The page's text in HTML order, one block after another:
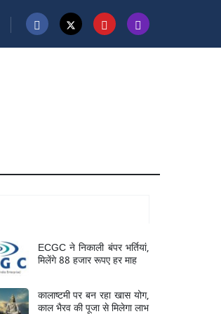
ECGC ने निकाली बंपर भर्तियां,
मिलेंगे 88 हजार रूपए हर माह
कालाष्टमी पर बन रहा खास योग,
काल भैरव की पूजा से मिलेगा लाभ